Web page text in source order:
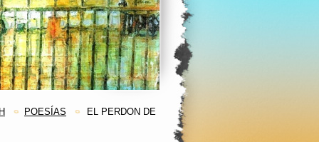
POESÍAS EL PERDON DE